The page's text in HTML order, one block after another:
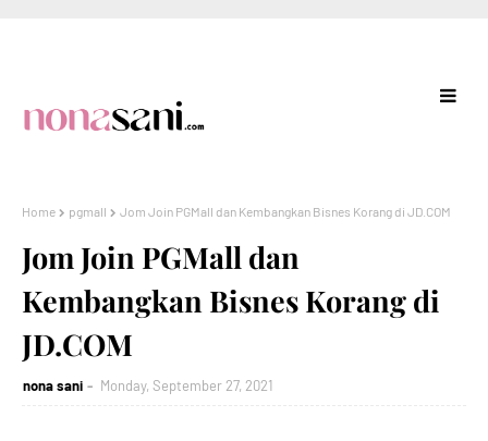
Home pgmall Jom Join PGMall dan Kembangkan Bisnes Korang di JD.COM
Jom Join PGMall dan
Kembangkan Bisnes Korang di
JD.COM
nona sani Monday, September 27, 2021